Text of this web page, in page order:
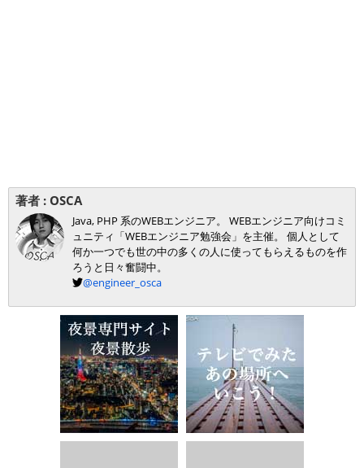
著者 : OSCA
Java, PHP 系のWEBエンジニア。 WEBエンジニア向けコミ
ュニティ「WEBエンジニア勉強会」を主催。 個人として
何か一つでも世の中の多くの人に使ってもらえるものを作
ろうと日々奮闘中。
@engineer_osca